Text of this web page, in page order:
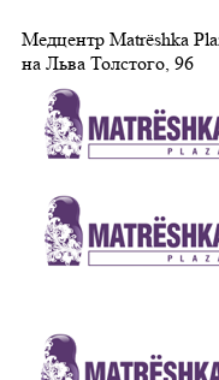
Медцентр Matrёshka
на Льва Толстого, 96